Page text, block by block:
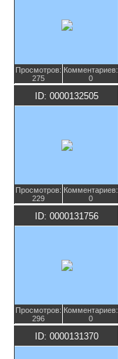
Просмотров:
275
Комментариев:
0
ID: 0000132505
Просмотров:
229
Комментариев:
0
ID: 0000131756
Просмотров:
296
Комментариев:
0
ID: 0000131370